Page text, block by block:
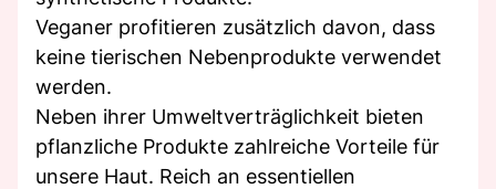
Veganer profitieren zusätzlich davon, dass
keine tierischen Nebenprodukte verwendet
werden.
Neben ihrer Umweltverträglichkeit bieten
pflanzliche Produkte zahlreiche Vorteile für
unsere Haut. Reich an essentiellen